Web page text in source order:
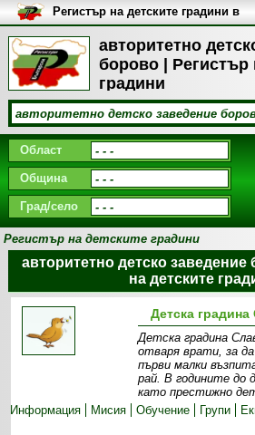
авторитетно
борово | Регистър
градини
Регистър на детските градини в
България
Област
Община
Град/село
Регистър на детските градини
авторитетно детско
на детските
Детска
Детска градина
отваря врати, за
първи малки
рай. В годините до
като престижно
Информация
Мисия Обучение Групи